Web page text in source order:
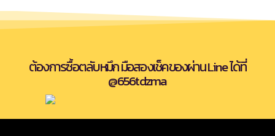
ต้องการซื้อตลับหมึก มือสองเช็คของผ่าน Line ได้ที่
@656tdzma